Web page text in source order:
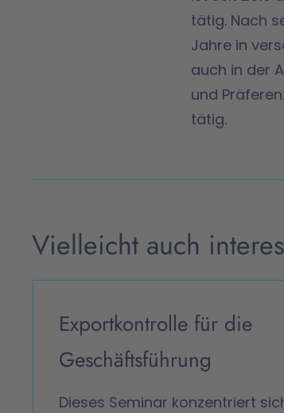
tätig. Nach
Jahre in
auch in der
und
tätig.
Vielleicht auch
Exportkontrolle für die
Geschäftsführung
Dieses Seminar konzentriert